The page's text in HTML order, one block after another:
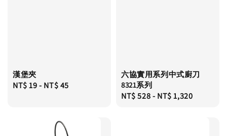
漢堡夾
Regular
NT$ 19- NT$ 45
六協實用系列中式廚刀
8321系列
Regular
NT$ 528- NT$ 1,320